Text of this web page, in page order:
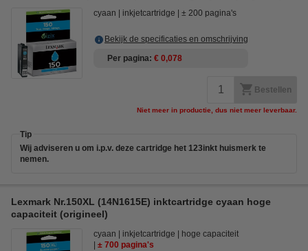
cyaan inkjetcartridge ± 200 pagina's
Bekijk de specificaties en omschrijving
Per pagina € 0,078
Bestellen
Niet meer in productie, dus niet meer leverbaar.
Tip
Wij adviseren u om i.p.v. deze cartridge het 123inkt huismerk te
nemen.
Lexmark Nr.150XL (14N1615E) inktcartridge cyaan hoge
capaciteit (origineel)
cyaan inkjetcartridge
hoge capaciteit
± 700 pagina's